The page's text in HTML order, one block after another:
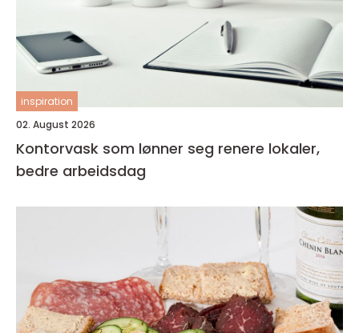
inspiration
02. August 2026
Kontorvask som lønner seg renere lokaler,
bedre arbeidsdag